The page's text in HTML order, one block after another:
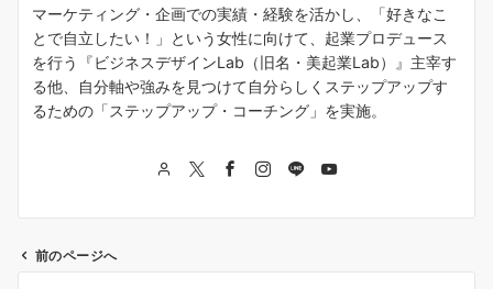
マーケティング・企画での実績・経験を活かし、「好きなこ
とで自立したい！」という女性に向けて、起業プロデュース
を行う『ビジネスデザインLab（旧名・美起業Lab）』主宰す
る他、自分軸や強みを見つけて自分らしくステップアップす
るための「ステップアップ・コーチング」を実施。
前のページへ